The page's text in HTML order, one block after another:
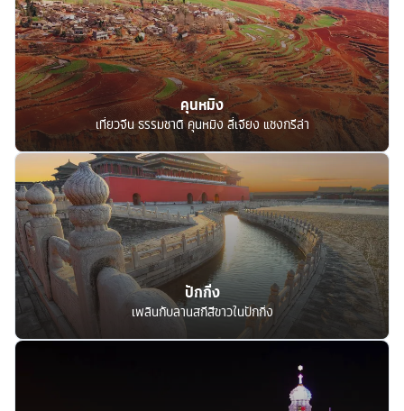
คุนหมิง
เที่ยวจีน ธรรมชาติ คุนหมิง ลี่เจียง แชงกรีล่า
ปักกิ่ง
เพลินกับลานสกีสีขาวในปักกิ่ง